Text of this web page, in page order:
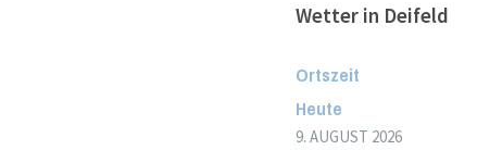
Wetter in Deifeld
Ortszeit
Heute
9. AUGUST 2026